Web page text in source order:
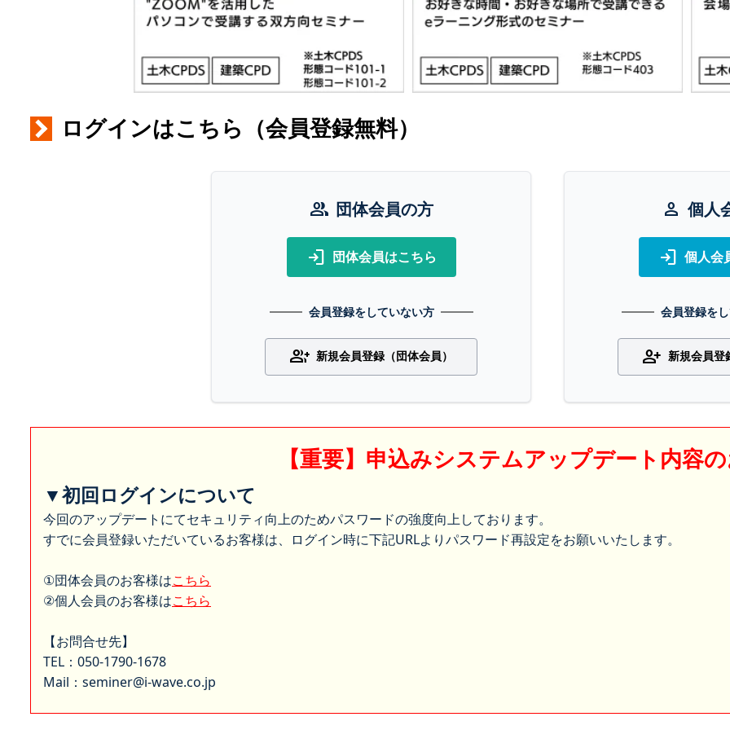
ログインはこちら（会員登録無料）
group 団体会員の方
login 団体会員はこちら
会員登録をしていない方
group_add 新規会員登録（団体会員）
person 個人
login 個人会
会員登録を
person_add 新規会員登
【重要】申込みシステムアップデート内容
▼初回ログインについて
今回のアップデートにてセキュリティ向上のためパスワードの強度向上しております。
すでに会員登録いただいているお客様は、ログイン時に下記URLよりパスワード再設定をお願いいたします。
①団体会員のお客様はこちら
②個人会員のお客様はこちら
【お問合せ先】
TEL：050-1790-1678
Mail：seminer@i-wave.co.jp